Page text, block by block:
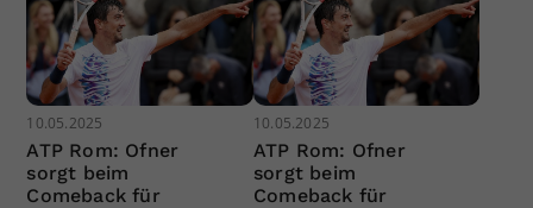
10.05.2025
ATP Rom: Ofner
sorgt beim
Comeback für
10.05.2025
ATP Rom: Ofner
sorgt beim
Comeback für